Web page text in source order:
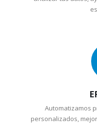
Automatizamos
personalizados,